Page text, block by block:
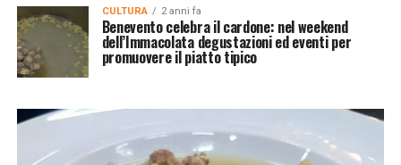
CULTURA 2 anni fa
Benevento celebra il cardone: nel weekend
dell’Immacolata degustazioni ed eventi per
promuovere il piatto tipico